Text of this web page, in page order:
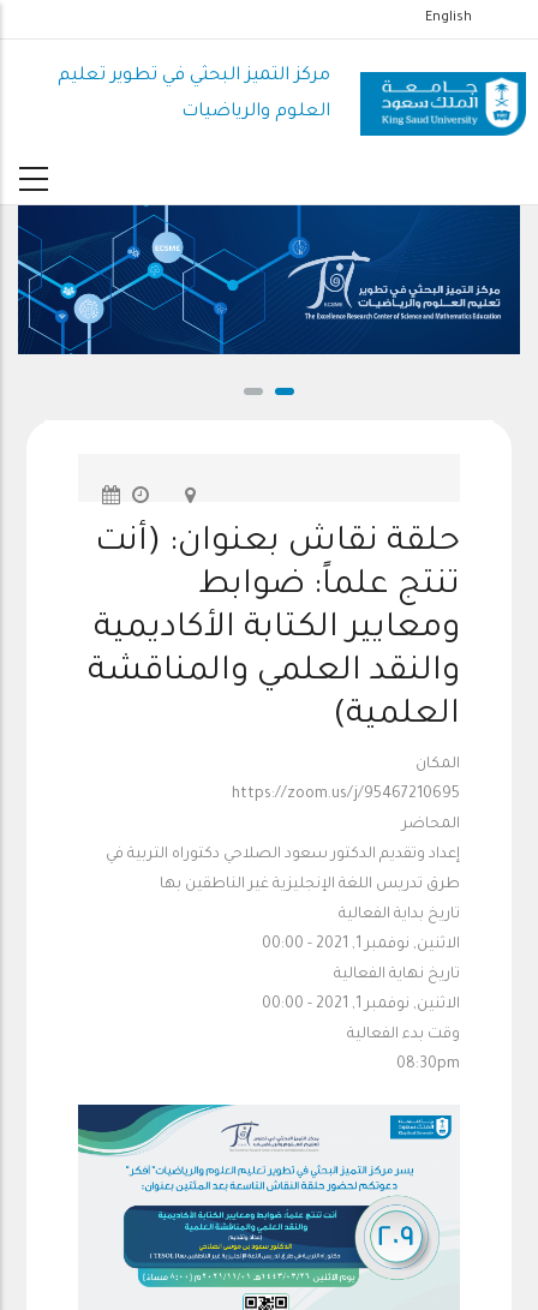
إلى
المحتوى
الرئيسي
English
مركز التميز البحثي في تطوير تعليم
العلوم والرياضيات
حلقة نقاش بعنوان: (أنت
تنتج علماً: ضوابط
ومعايير الكتابة الأكاديمية
والنقد العلمي والمناقشة
العلمية)
المكان
https://zoom.us/j/95467210695
المحاضر
إعداد وتقديم الدكتور سعود الصلاحي دكتوراه التربية في
طرق تدريس اللغة الإنجليزية غير الناطقين بها
تاريخ بداية الفعالية
الاثنين, نوفمبر 1, 2021 - 00:00
تاريخ نهاية الفعالية
الاثنين, نوفمبر 1, 2021 - 00:00
وقت بدء الفعالية
08:30pm